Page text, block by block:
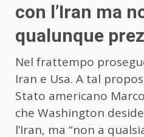
con l’Iran ma
qualunque
Nel frattempo
Iran e Usa. A tal
Stato americano
che Washington
l’Iran, ma “non a